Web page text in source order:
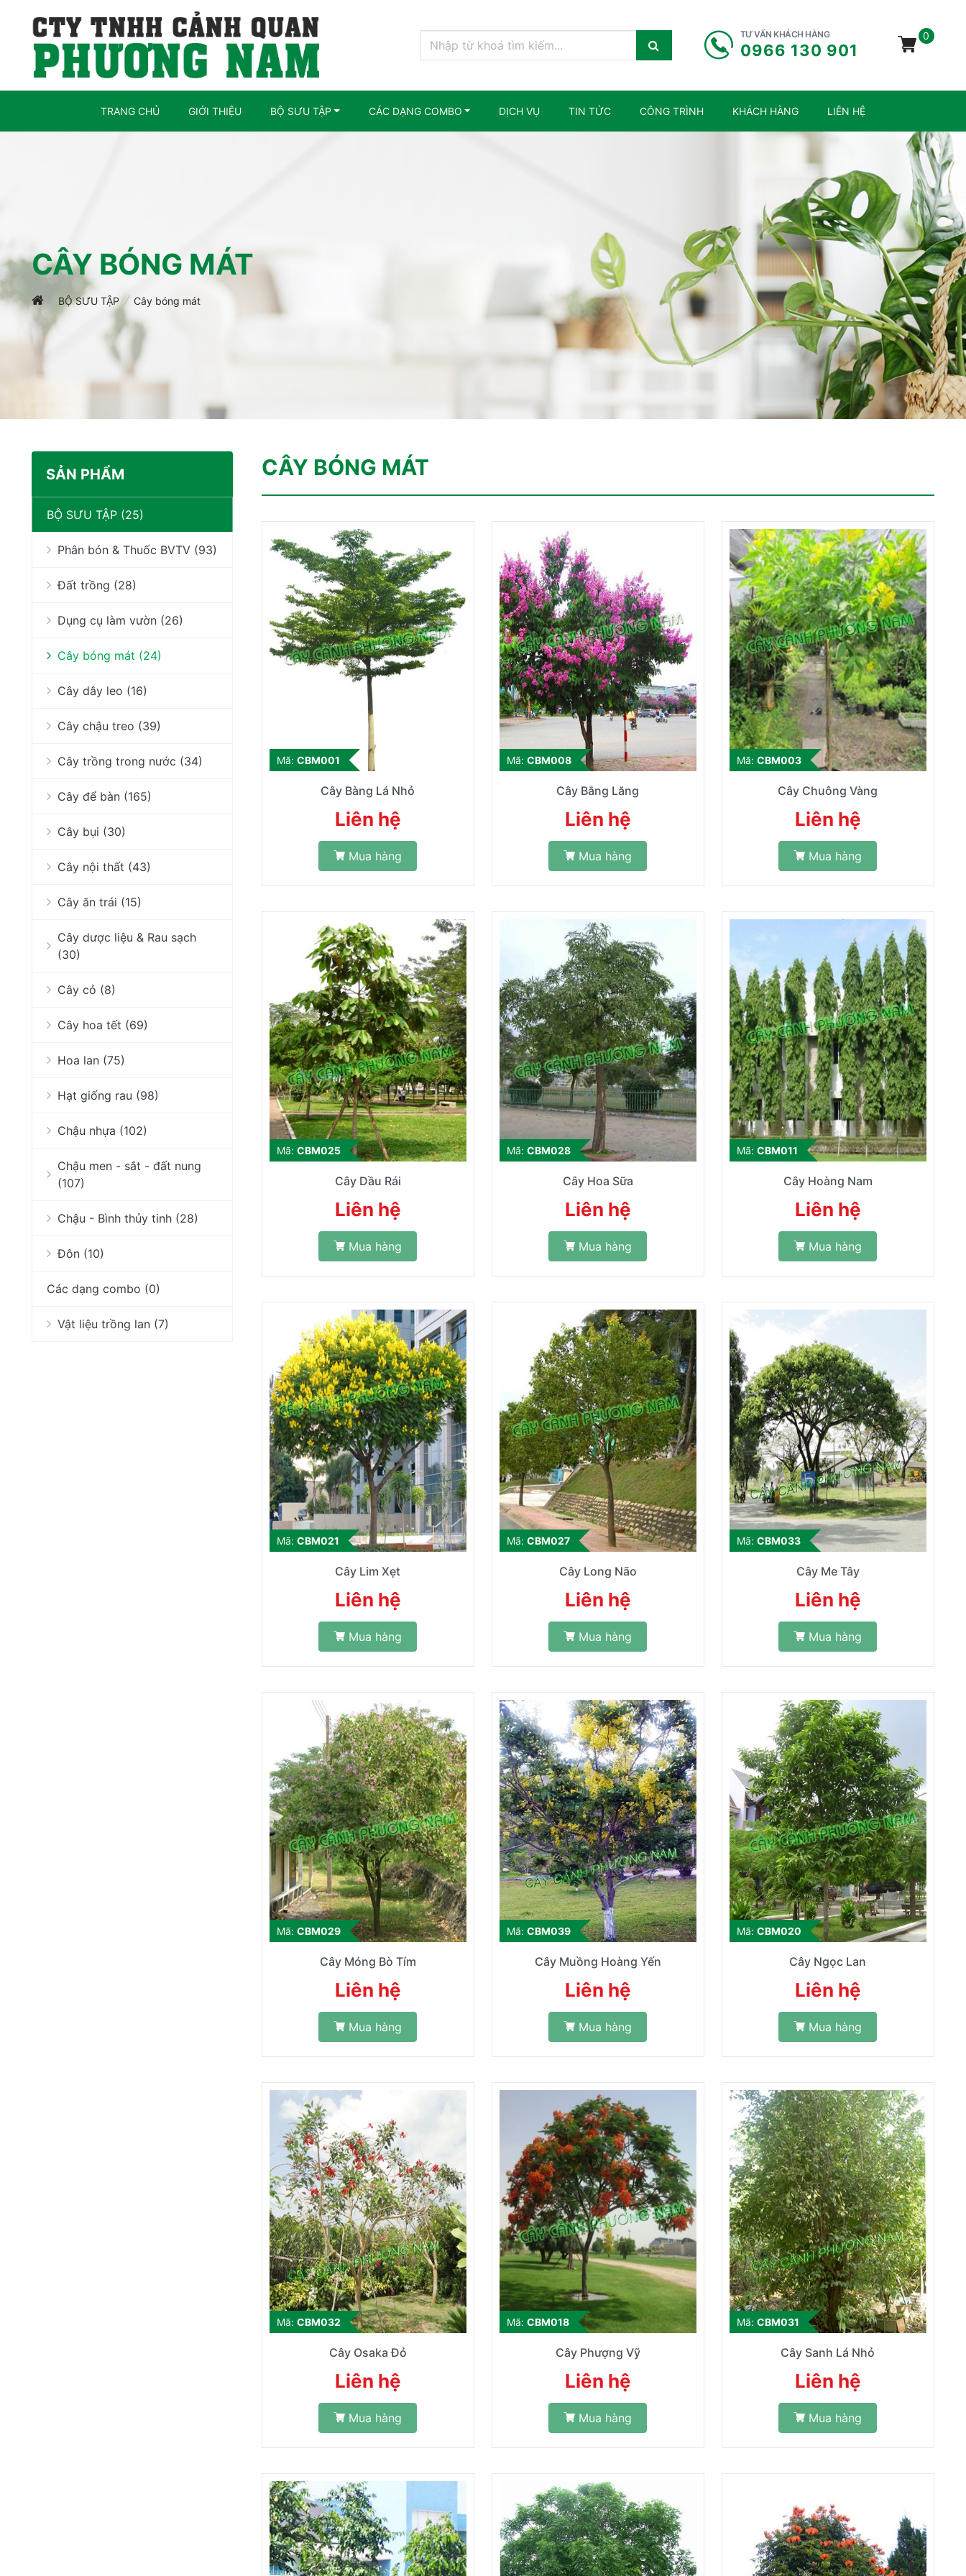
TƯ VẤN KHÁCH HÀNG
0966 130 901
0
TRANG CHỦ GIỚI THIỆU BỘ SƯU TẬP CÁC DẠNG COMBO DỊCH VỤ TIN TỨC CÔNG TRÌNH KHÁCH HÀNG LIÊN HỆ
CÂY BÓNG MÁT
BỘ SƯU TẬP Cây bóng mát
SẢN PHẨM
BỘ SƯU TẬP (25)
Phân bón & Thuốc BVTV (93)
Đất trồng (28)
Dụng cụ làm vườn (26)
Cây bóng mát (24)
Cây dây leo (16)
Cây chậu treo (39)
Cây trồng trong nước (34)
Cây để bàn (165)
Cây bụi (30)
Cây nội thất (43)
Cây ăn trái (15)
Cây dược liệu & Rau sạch
(30)
Cây cỏ (8)
Cây hoa tết (69)
Hoa lan (75)
Hạt giống rau (98)
Chậu nhựa (102)
Chậu men - sắt - đất nung
(107)
Chậu - Bình thủy tinh (28)
Đôn (10)
Các dạng combo (0)
Vật liệu trồng lan (7)
CÂY BÓNG MÁT
Mã: CBM001
Cây Bàng Lá Nhỏ
Liên hệ
Mua hàng
Mã: CBM008
Cây Bằng Lăng
Liên hệ
Mua hàng
Mã: CBM003
Cây Chuông Vàng
Liên hệ
Mua hàng
Mã: CBM025
Cây Dầu Rái
Liên hệ
Mua hàng
Mã: CBM028
Cây Hoa Sữa
Liên hệ
Mua hàng
Mã: CBM011
Cây Hoàng Nam
Liên hệ
Mua hàng
Mã: CBM021
Cây Lim Xẹt
Liên hệ
Mua hàng
Mã: CBM027
Cây Long Não
Liên hệ
Mua hàng
Mã: CBM033
Cây Me Tây
Liên hệ
Mua hàng
Mã: CBM029
Cây Móng Bò Tím
Liên hệ
Mua hàng
Mã: CBM039
Cây Muồng Hoàng Yến
Liên hệ
Mua hàng
Mã: CBM020
Cây Ngọc Lan
Liên hệ
Mua hàng
Mã: CBM032
Cây Osaka Đỏ
Liên hệ
Mua hàng
Mã: CBM018
Cây Phượng Vỹ
Liên hệ
Mua hàng
Mã: CBM031
Cây Sanh Lá Nhỏ
Liên hệ
Mua hàng